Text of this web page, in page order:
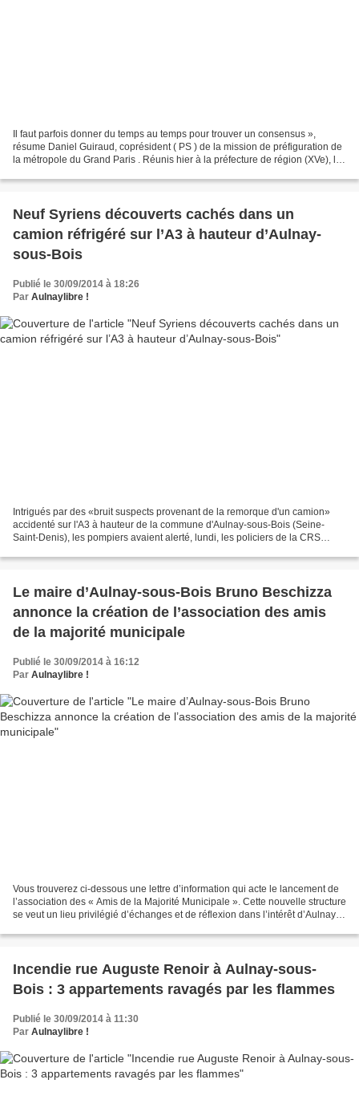
Il faut parfois donner du temps au temps pour trouver un consensus »,
résume Daniel Guiraud, coprésident ( PS ) de la mission de préfiguration de
la métropole du Grand Paris . Réunis hier à la préfecture de région (XVe), les
Neuf Syriens découverts cachés dans un
camion réfrigéré sur l’A3 à hauteur d’Aulnay-
sous-Bois
Publié le 30/09/2014 à 18:26
Par Aulnaylibre !
Intrigués par des «bruit suspects provenant de la remorque d'un camion»
accidenté sur l'A3 à hauteur de la commune d'Aulnay-sous-Bois (Seine-
Saint-Denis), les pompiers avaient alerté, lundi, les policiers de la CRS
Le maire d’Aulnay-sous-Bois Bruno Beschizza
annonce la création de l’association des amis
de la majorité municipale
Publié le 30/09/2014 à 16:12
Par Aulnaylibre !
Vous trouverez ci-dessous une lettre d’information qui acte le lancement de
l’association des « Amis de la Majorité Municipale ». Cette nouvelle structure
se veut un lieu privilégié d’échanges et de réflexion dans l’intérêt d’Aulnay-
Incendie rue Auguste Renoir à Aulnay-sous-
Bois : 3 appartements ravagés par les flammes
Publié le 30/09/2014 à 11:30
Par Aulnaylibre !